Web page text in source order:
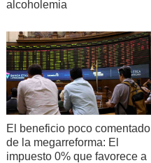
alcoholemia
El beneficio poco comentado
de la megarreforma: El
impuesto 0% que favorece a